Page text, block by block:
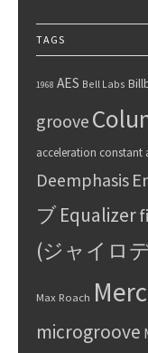
TAGS
1968 AES Bell Labs
groove
acceleration constant
Deemphasis
ブEqualizer
(ジャイロ
Max Roach
microgroove